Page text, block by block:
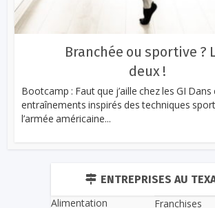
Branchée ou sportive ?
deux !
Bootcamp : Faut que j’aille chez les GI Dans
entraînements inspirés des techniques
l’armée américaine...
ENTREPRISES AU
Alimentation
Franchises